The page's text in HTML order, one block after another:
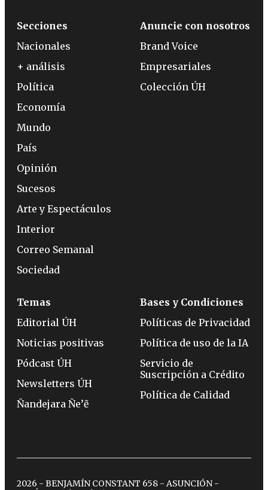
Secciones
Nacionales
+ análisis
Política
Economía
Mundo
País
Opinión
Sucesos
Arte y Espectáculos
Interior
Correo Semanal
Sociedad
Anuncie con nosotros
Brand Voice
Empresariales
Colección ÚH
Temas
Editorial ÚH
Noticias positivas
Pódcast ÚH
Newsletters ÚH
Ñandejara Ñe’ẽ
Bases y Condiciones
Políticas de Privacidad
Política de uso de la IA
Servicio de
Suscripción a Crédito
Política de Calidad
2026 - BENJAMÍN CONSTANT 658 - ASUNCIÓN -